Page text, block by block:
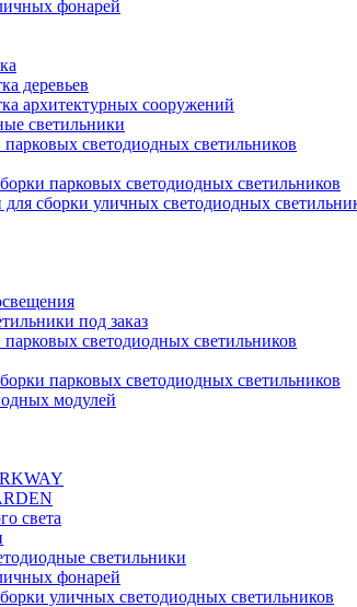
фонарей
деревьев
архитектурных сооружений
светильники
светодиодных светильников
парковых светодиодных светильников
сборки уличных светодиодных
под заказ
светодиодных светильников
парковых светодиодных светильников
модулей
света
светильники
фонарей
уличных светодиодных светильников